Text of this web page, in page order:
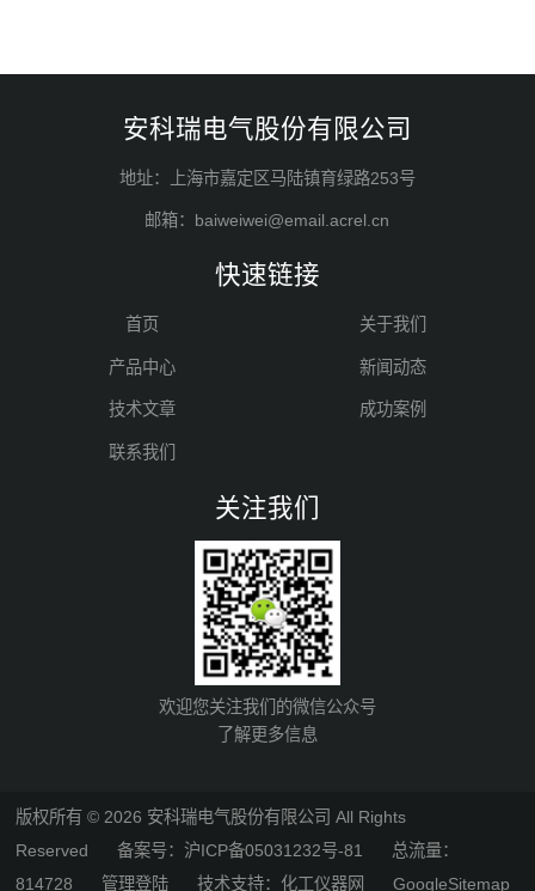
安科瑞电气股份有限公司
地址：上海市嘉定区马陆镇育绿路253号
邮箱：baiweiwei@email.acrel.cn
快速链接
首页 关于我们
产品中心 新闻动态
技术文章 成功案例
联系我们
关注我们
欢迎您关注我们的微信公众号
了解更多信息
版权所有 © 2026 安科瑞电气股份有限公司 All Rights
Reserved备案号：沪ICP备05031232号-81 总流量：
814728 管理登陆 技术支持：化工仪器网 GoogleSitemap